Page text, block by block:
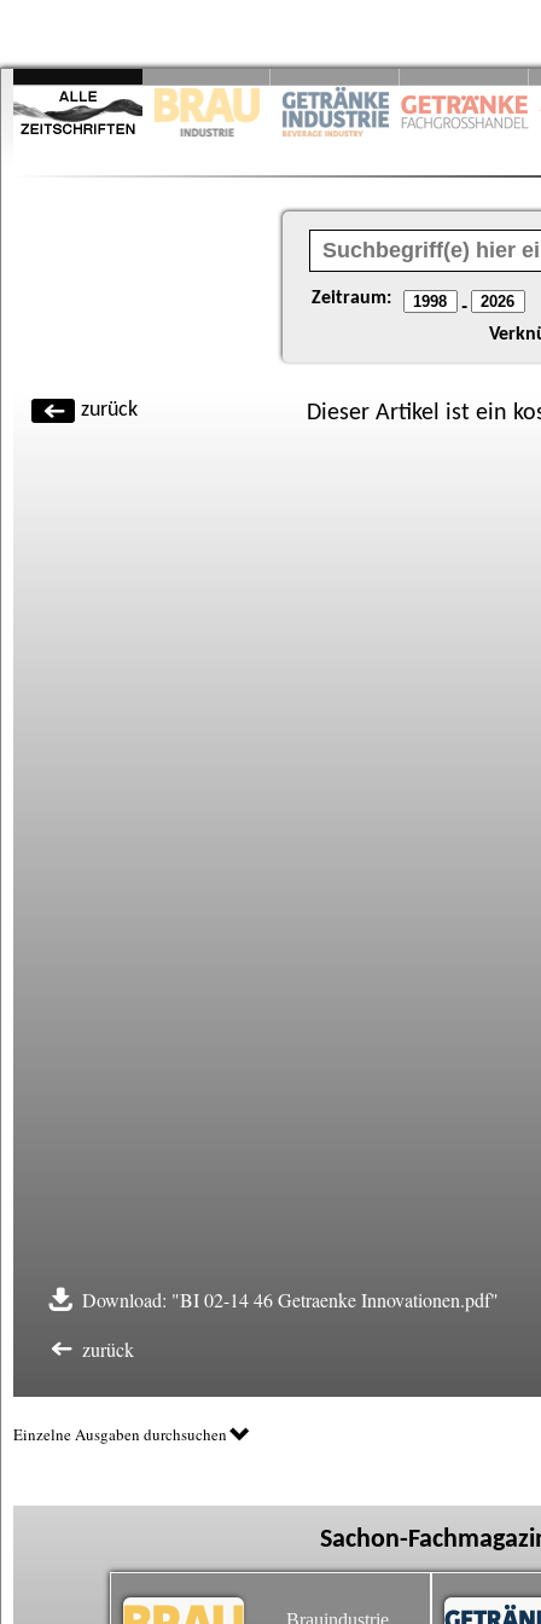
Zeitraum: -
zurück Dieser Artikel ist ein
Download: "BI 02-14 46 Getraenke Innovationen.pdf"
zurück
Einzelne Ausgaben durchsuchen
Sachon-
Brauindustrie